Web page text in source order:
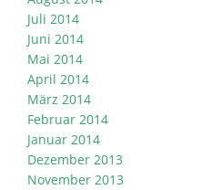
Juli 2014
Juni 2014
Mai 2014
April 2014
März 2014
Februar 2014
Januar 2014
Dezember 2013
November 2013